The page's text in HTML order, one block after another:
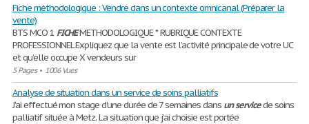
Fiche méthodologique : Vendre dans un contexte omnicanal (Préparer la
vente)
BTS MCO 1 FICHEMETHODOLOGIQUE * RUBRIQUE CONTEXTE
PROFESSIONNEL Expliquez que la vente est l’activité principale de votre UC
et qu’elle occupe X vendeurs sur
5 Pages• 1006 Vues
Analyse de situation dans un service de soins palliatifs
J’ai effectué mon stage d’une durée de 7 semaines dans unservicede soins
palliatif située à Metz. La situation que j’ai choisie est portée